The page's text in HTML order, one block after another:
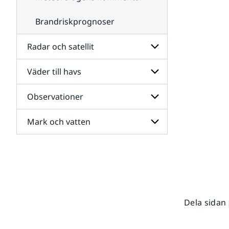
Brandriskprognoser
Radar och satellit
Undersidor
för
Radar
och
satellit
Väder till havs
Undersidor
för
Väder
till
havs
Observationer
Undersidor
för
Mark och vatten
Dela sidan